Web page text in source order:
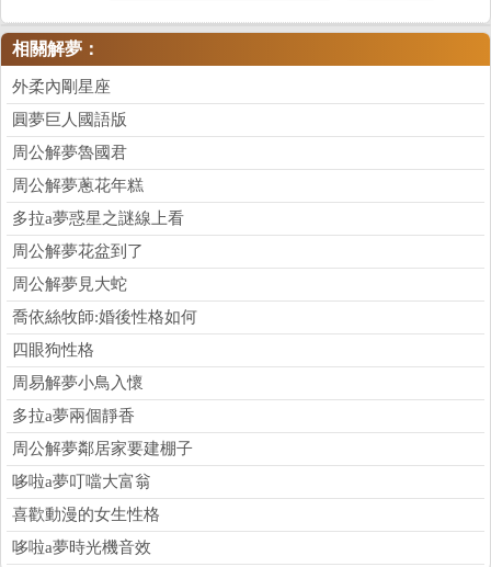
相關解夢：
外柔內剛星座
圓夢巨人國語版
周公解夢魯國君
周公解夢蔥花年糕
多拉a夢惑星之謎線上看
周公解夢花盆到了
周公解夢見大蛇
喬依絲牧師:婚後性格如何
四眼狗性格
周易解夢小鳥入懷
多拉a夢兩個靜香
周公解夢鄰居家要建棚子
哆啦a夢叮噹大富翁
喜歡動漫的女生性格
哆啦a夢時光機音效